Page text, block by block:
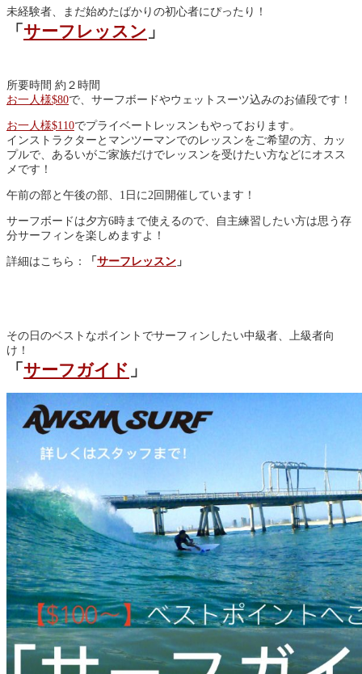
未経験者、まだ始めたばかりの初心者にぴったり！
「 サーフレッスン 」
所要時間 約２時間
お一人様$80で、サーフボードやウェットスーツ込みのお値段です！
お一人様$110でプライベートレッスンもやっております。
インストラクターとマンツーマンでのレッスンをご希望の方、カッ
プルで、あるいがご家族だけでレッスンを受けたい方などにオスス
メです！
午前の部と午後の部、1日に2回開催しています！
サーフボードは夕方6時まで使えるので、自主練習したい方は思う存
分サーフィンを楽しめますよ！
詳細はこちら： 「 サーフレッスン 」
その日のベストなポイントでサーフィンしたい中級者、上級者向
け！
「 サーフガイド 」